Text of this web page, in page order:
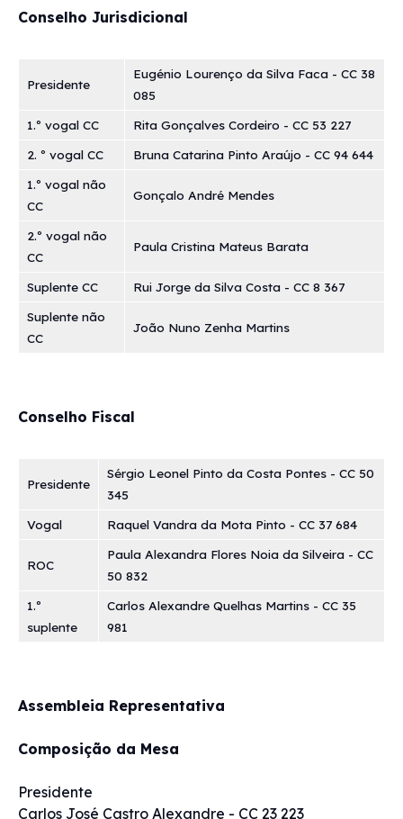
Conselho Jurisdicional
Presidente
Eugénio Lourenço da Silva Faca - CC 38
085
1.º vogal CC
Rita Gonçalves Cordeiro - CC 53 227
2. º vogal CC
Bruna Catarina Pinto Araújo - CC 94 644
1.º vogal não
CC
Gonçalo André Mendes
2.º vogal não
CC
Paula Cristina Mateus Barata
Suplente CC
Rui Jorge da Silva Costa - CC 8 367
Suplente não
CC
João Nuno Zenha Martins
Conselho Fiscal
Presidente
Sérgio Leonel Pinto da Costa Pontes - CC 50
345
Vogal
Raquel Vandra da Mota Pinto - CC 37 684
ROC
Paula Alexandra Flores Noia da Silveira - CC
50 832
1.º
suplente
Carlos Alexandre Quelhas Martins - CC 35
981
Assembleia Representativa
Composição da Mesa
Presidente
Carlos José Castro Alexandre - CC 23 223